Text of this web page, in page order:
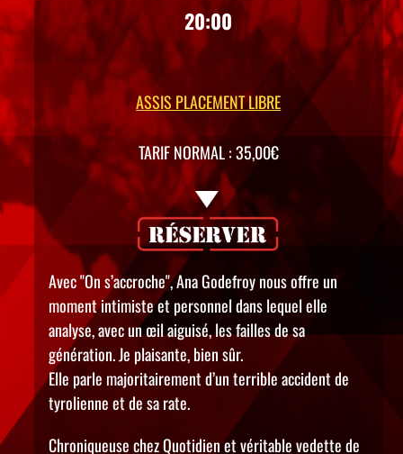
20:00
ASSIS PLACEMENT LIBRE
TARIF NORMAL : 35,00€
Avec "On s’accroche", Ana Godefroy nous offre un
moment intimiste et personnel dans lequel elle
analyse, avec un œil aiguisé, les failles de sa
génération. Je plaisante, bien sûr.
Elle parle majoritairement d’un terrible accident de
tyrolienne et de sa rate.
Chroniqueuse chez Quotidien et véritable vedette de